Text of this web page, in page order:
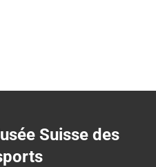
Suisse des